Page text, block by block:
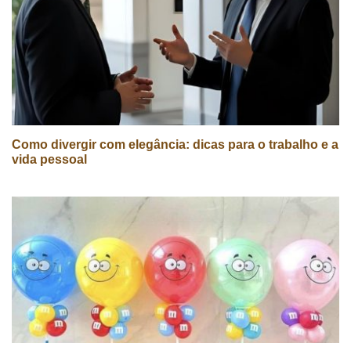
Como divergir com elegância: dicas para o trabalho e a
vida pessoal